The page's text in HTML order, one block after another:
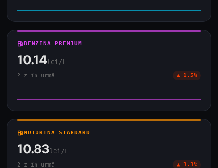
local_gas_stationBENZINA PREMIUM
10.14lei/L
2 z în urmă ▲ 1.5%
local_gas_stationMOTORINA STANDARD
10.83lei/L
2 z în urmă ▲ 3.3%